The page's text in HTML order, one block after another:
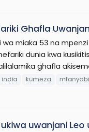
Ghafla
wa miaka 53 na
dunia kwa
ghafla
india kumeza
uwanjani